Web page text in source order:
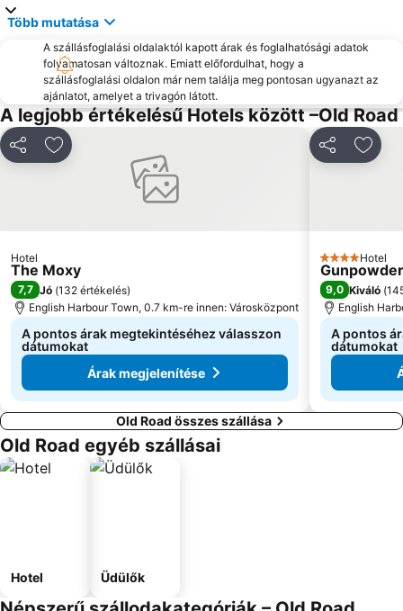
Több mutatása
A szállásfoglalási oldalaktól kapott árak és foglalhatósági adatok
folyamatosan változnak. Emiatt előfordulhat, hogy a
szállásfoglalási oldalon már nem találja meg pontosan ugyanazt az
ajánlatot, amelyet a trivagón látott.
A legjobb értékelésű Hotels között –Old Road
MegosztásHozzáadás a kedvencekhez
Hotel
The Moxy
7,7 Jó (132 értékelés)
English Harbour Town, 0.7 km-re innen: Városközpont
A pontos árak megtekintéséhez válasszon
dátumokat
Árak megjelenítése
Megosztás
4 Kategória
Hotel
9,0 Kiváló (
English
A pontos
dátumokat
Old Road összes szállása
Old Road egyéb szállásai
Hotel Üdülők